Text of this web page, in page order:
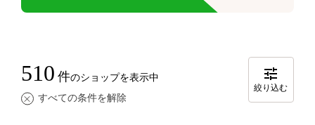
510 件のショップを表示中
すべての条件を解除
絞り込む